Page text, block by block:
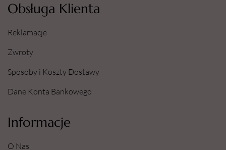
Obsługa Klienta
Reklamacje
Zwroty
Sposoby i Koszty Dostawy
Dane Konta Bankowego
Informacje
O Nas